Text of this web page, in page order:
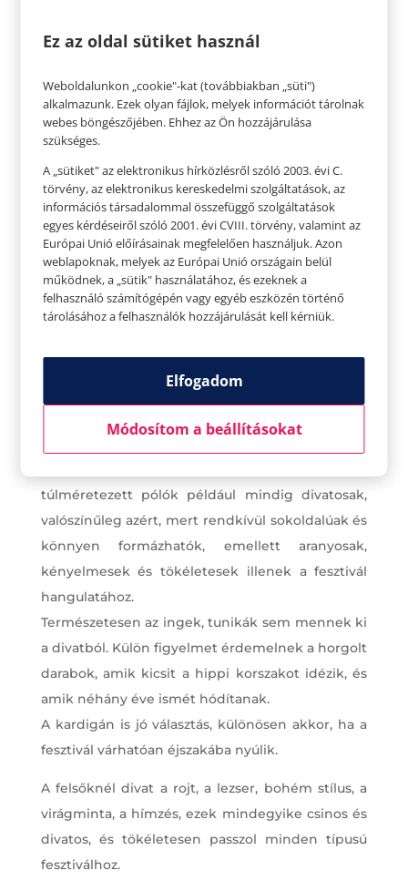
Ruházat
Ruházat szempontjából fő a kényelem, ám ez
nem jelenti azt, hogy nem lehetünk egyediek,
feltűnőek, ha éppen ahhoz van kedvünk.
Kiváló választás a farmer, ami sosem megy ki a
divatból. Ez lehet rövid vagy hosszú szárú, de
egészen kicsi short is. Lehet szegecselt, ronggyá
szaggatott, hímzett, koptatott, bőszárú vagy
hosszú, mozgalmas partira is kiváló választás.
túlméretezett pólók például mindig divatosak,
valószínűleg azért, mert rendkívül sokoldalúak és
könnyen formázhatók, emellett aranyosak,
kényelmesek és tökéletesek illenek a fesztivál
hangulatához.
Természetesen az ingek, tunikák sem mennek ki
a divatból. Külön figyelmet érdemelnek a horgolt
darabok, amik kicsit a hippi korszakot idézik, és
amik néhány éve ismét hódítanak.
A kardigán is jó választás, különösen akkor, ha a
fesztivál várhatóan éjszakába nyúlik.
A felsőknél divat a rojt, a lezser, bohém stílus, a
virágminta, a hímzés, ezek mindegyike csinos és
divatos, és tökéletesen passzol minden típusú
fesztiválhoz.
Ez az oldal sütiket használ
Weboldalunkon „cookie"-kat (továbbiakban „süti")
alkalmazunk. Ezek olyan fájlok, melyek információt tárolnak
webes böngészőjében. Ehhez az Ön hozzájárulása
szükséges.
A „sütiket" az elektronikus hírközlésről szóló 2003. évi C.
törvény, az elektronikus kereskedelmi szolgáltatások, az
információs társadalommal összefüggő szolgáltatások
egyes kérdéseiről szóló 2001. évi CVIII. törvény, valamint az
Európai Unió előírásainak megfelelően használjuk. Azon
weblapoknak, melyek az Európai Unió országain belül
működnek, a „sütik" használatához, és ezeknek a
felhasználó számítógépén vagy egyéb eszközén történő
tárolásához a felhasználók hozzájárulását kell kérniük.
Elfogadom
Módosítom a beállításokat